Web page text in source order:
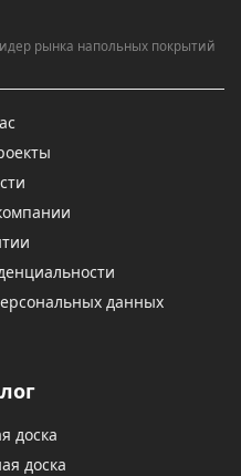
рынка напольных покрытий
данных
доска
доска